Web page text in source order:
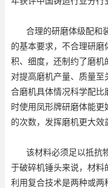
合理的研磨体级配和
的基本要求，不合理研
积、细度，还制约了磨
对提高磨机产量、质量
合磨机具体情况科学配比
时使用凤形牌研磨体能
的次数，发挥磨机更大效
该材料必须足以抵抗
于破碎机锤头来说，材
利用复合技术是两种或两